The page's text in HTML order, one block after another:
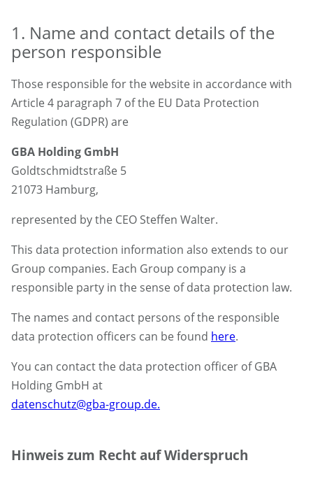
1. Name and contact details of the
person responsible
Those responsible for the website in accordance with
Article 4 paragraph 7 of the EU Data Protection
Regulation (GDPR) are
GBA Holding GmbH
Goldtschmidtstraße 5
21073 Hamburg,
represented by the CEO Steffen Walter.
This data protection information also extends to our
Group companies. Each Group company is a
responsible party in the sense of data protection law.
The names and contact persons of the responsible
data protection officers can be found here.
You can contact the data protection officer of GBA
Holding GmbH at
datenschutz@gba-group.de.
Hinweis zum Recht auf Widerspruch